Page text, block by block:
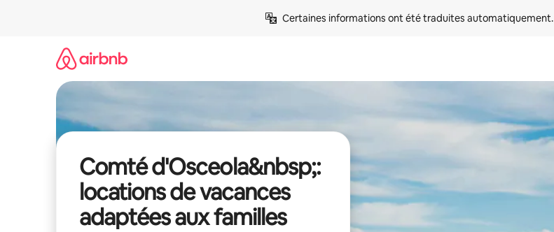
Certaines informations ont été traduites automatiquement.
Comté d'Osceola&nbsp;:
locations de vacances
adaptées aux familles